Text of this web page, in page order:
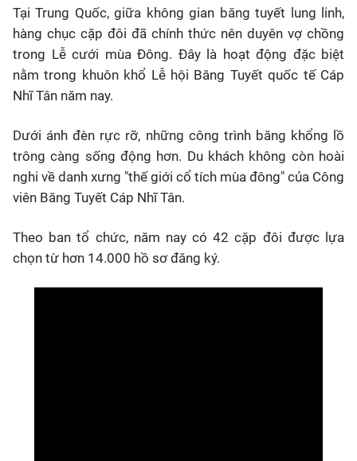
Tại Trung Quốc, giữa không gian băng tuyết lung linh,
hàng chục cặp đôi đã chính thức nên duyên vợ chồng
trong Lễ cưới mùa Đông. Đây là hoạt động đặc biệt
nằm trong khuôn khổ Lễ hội Băng Tuyết quốc tế Cáp
Nhĩ Tân năm nay.
Dưới ánh đèn rực rỡ, những công trình băng khổng lồ
trông càng sống động hơn. Du khách không còn hoài
nghi về danh xưng "thế giới cổ tích mùa đông" của Công
viên Băng Tuyết Cáp Nhĩ Tân.
Theo ban tổ chức, năm nay có 42 cặp đôi được lựa
chọn từ hơn 14.000 hồ sơ đăng ký.